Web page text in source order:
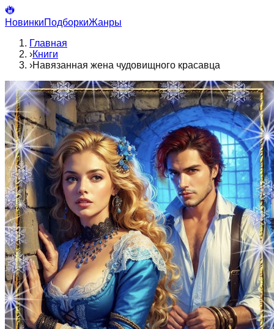
НовинкиПодборкиЖанры
Главная
›Книги
›Навязанная жена чудовищного красавца